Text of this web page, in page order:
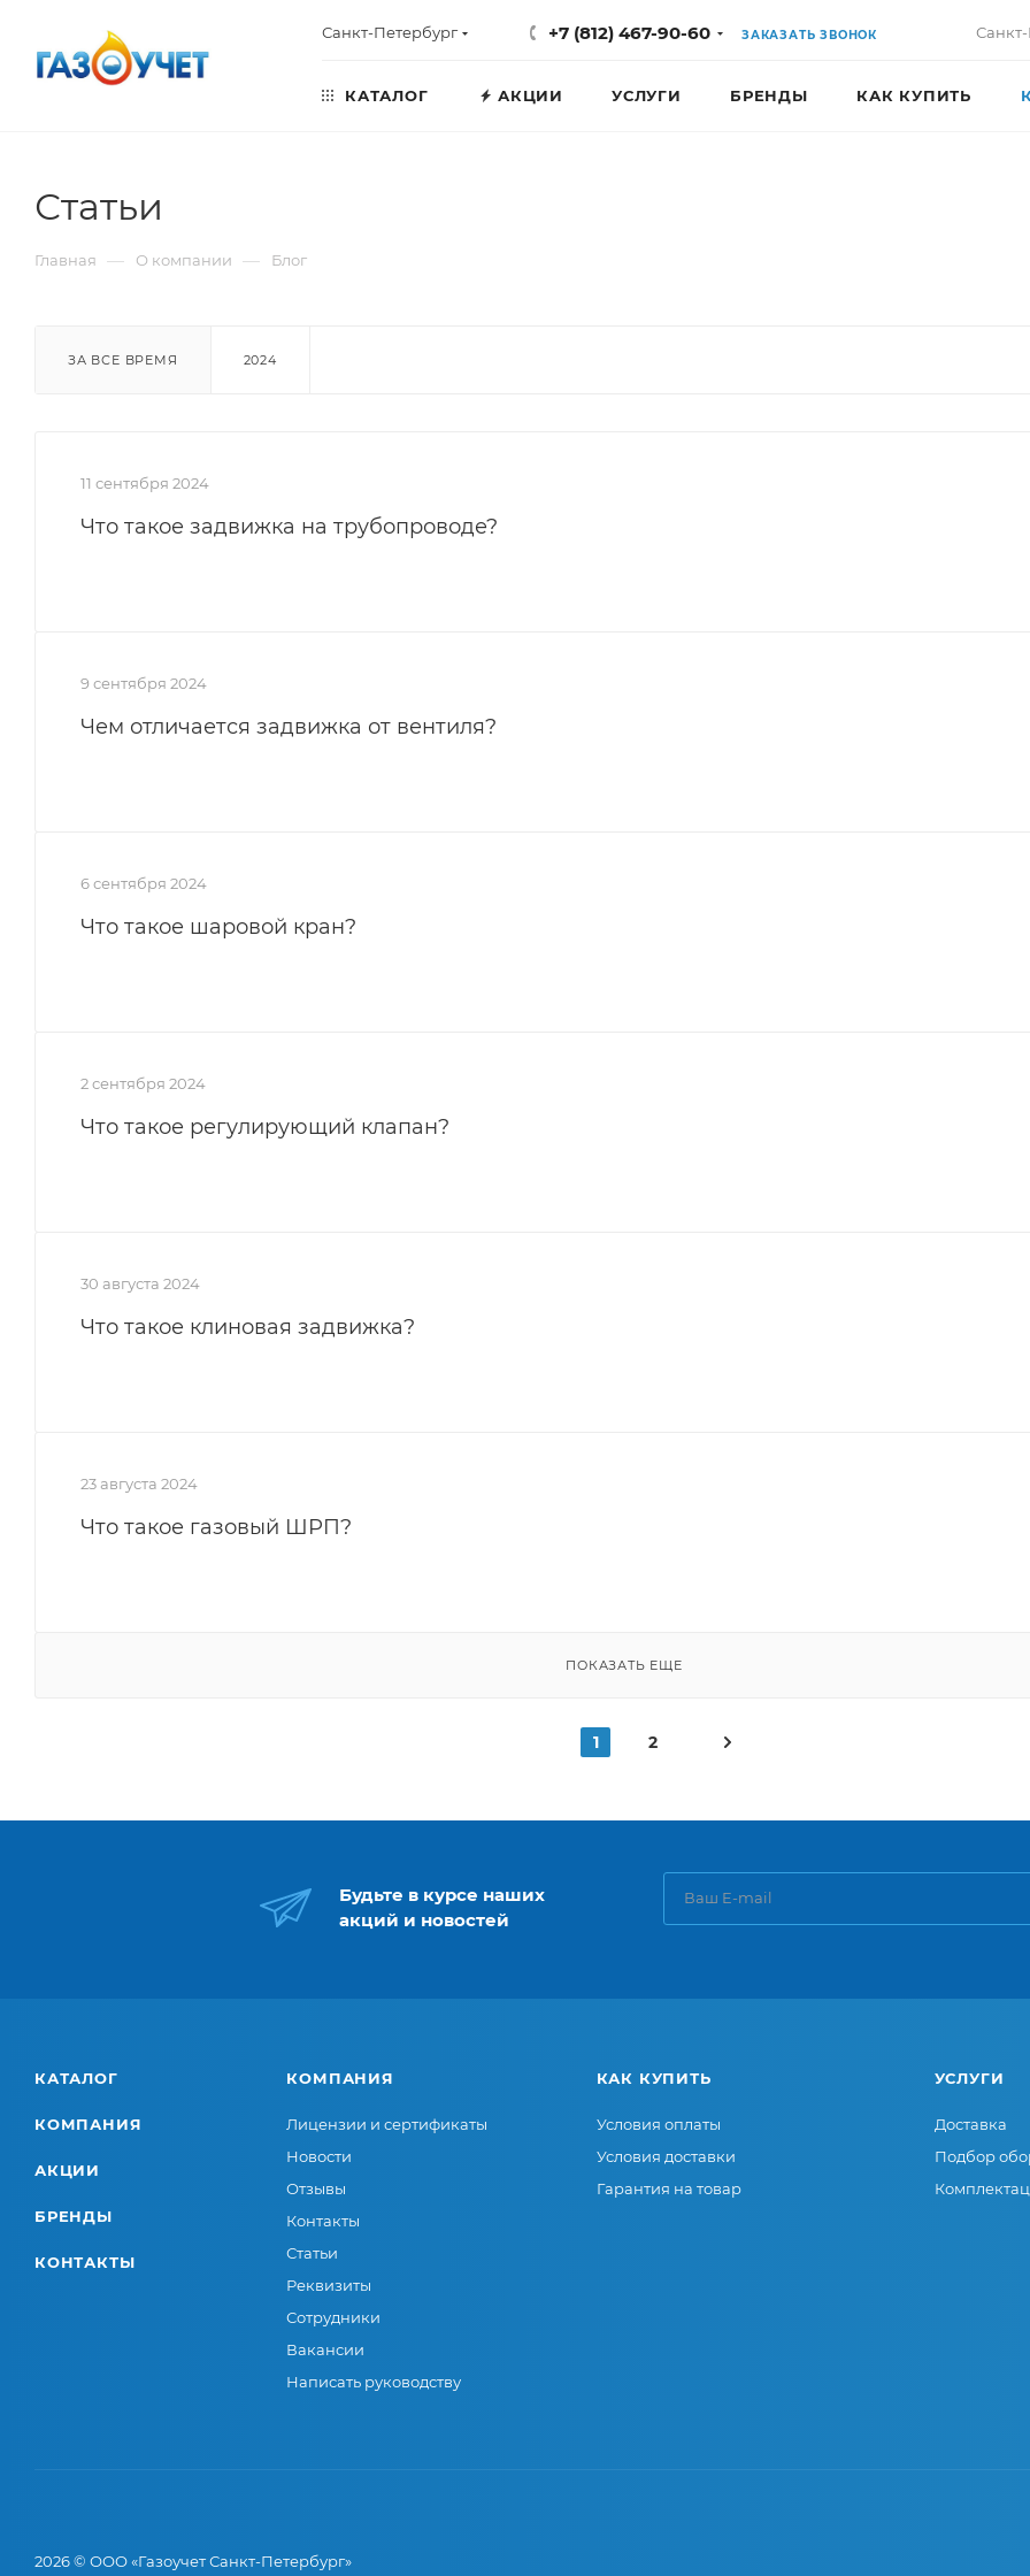
Санкт-Петербург +7 (812) 467-90-60 ЗАКАЗАТЬ ЗВОНОК
КАТАЛОГ АКЦИИ УСЛУГИ БРЕНДЫ КАК КУПИТЬ
Статьи
Главная — О компании — Блог
ЗА ВСЕ ВРЕМЯ 2024
11 сентября 2024
Что такое задвижка на трубопроводе?
9 сентября 2024
Чем отличается задвижка от вентиля?
6 сентября 2024
Что такое шаровой кран?
2 сентября 2024
Что такое регулирующий клапан?
30 августа 2024
Что такое клиновая задвижка?
23 августа 2024
Что такое газовый ШРП?
ПОКАЗАТЬ ЕЩЕ
1 2
Будьте в курсе наших
акций и новостей
КАТАЛОГ
КОМПАНИЯ
АКЦИИ
БРЕНДЫ
КОНТАКТЫ
КОМПАНИЯ
Лицензии и сертификаты
Новости
Отзывы
Контакты
Статьи
Реквизиты
Сотрудники
Вакансии
Написать руководству
КАК КУПИТЬ
Условия оплаты
Условия доставки
Гарантия на товар
УСЛУГИ
Доставка
Подбор
2026 © ООО «Газоучет Санкт-Петербург»